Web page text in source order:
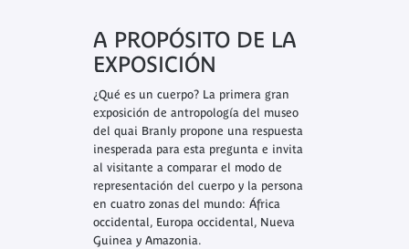
A PROPÓSITO DE LA
EXPOSICIÓN
¿Qué es un cuerpo? La primera gran
exposición de antropología del museo
del quai Branly propone una respuesta
inesperada para esta pregunta e invita
al visitante a comparar el modo de
representación del cuerpo y la persona
en cuatro zonas del mundo: África
occidental, Europa occidental, Nueva
Guinea y Amazonia.